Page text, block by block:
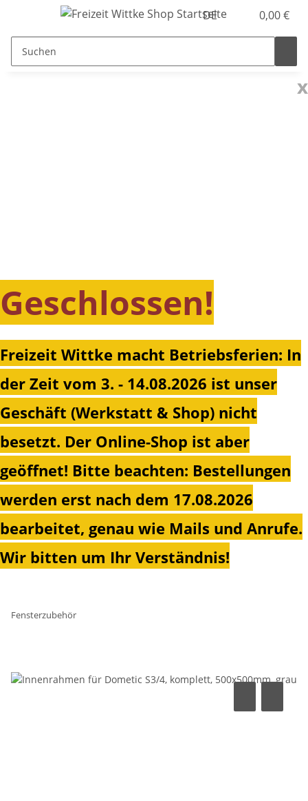
DE 0,00 €
x
Geschlossen!
Freizeit Wittke macht Betriebsferien: In
der Zeit vom 3. - 14.08.2026 ist unser
Geschäft (Werkstatt & Shop) nicht
besetzt. Der Online-Shop ist aber
geöffnet! Bitte beachten: Bestellungen
werden erst nach dem 17.08.2026
bearbeitet, genau wie Mails und Anrufe.
Wir bitten um Ihr Verständnis!
Fensterzubehör